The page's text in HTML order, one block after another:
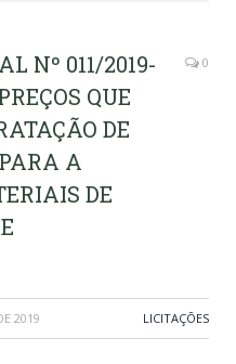
Nº 011/2019-
QUE
DE
A
DE
0
2019 LICITAÇÕES